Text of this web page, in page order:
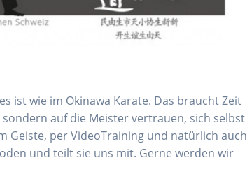
ist wie im Okinawa Karate. Das braucht Zeit
auf die Meister vertrauen, sich selbst
Geiste, per VideoTraining und natürlich auch
und teilt sie uns mit. Gerne werden wir